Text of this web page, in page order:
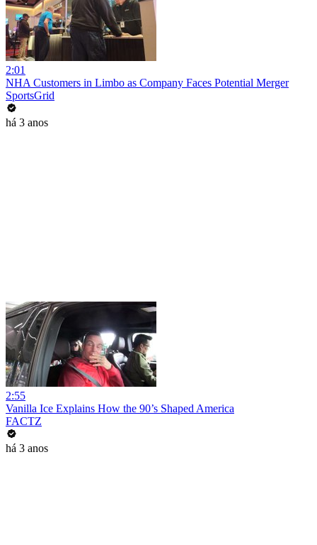
2:01
NHA Customers in Limbo as Company Faces Potential Merger
SportsGrid
há 3 anos
2:55
Vanilla Ice Explains How the 90’s Shaped America
FACTZ
há 3 anos